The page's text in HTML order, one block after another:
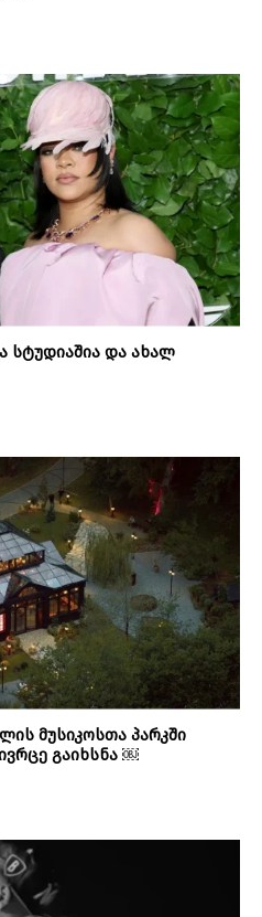
სტუდიაშია და ახალ
მუსიკოსთა პარკში
გაიხსნა ￼